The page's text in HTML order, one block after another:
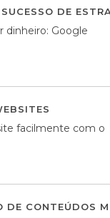
DE
dinheiro: Google
facilmente com o
DE CONTEÚDOS